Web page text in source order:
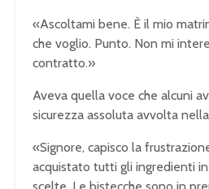
«Ascoltami bene. È il mio
che voglio. Punto. Non mi
contratto.»
Aveva quella voce che alcuni
sicurezza assoluta avvolta
«Signore, capisco la
acquistato tutti gli ingredienti